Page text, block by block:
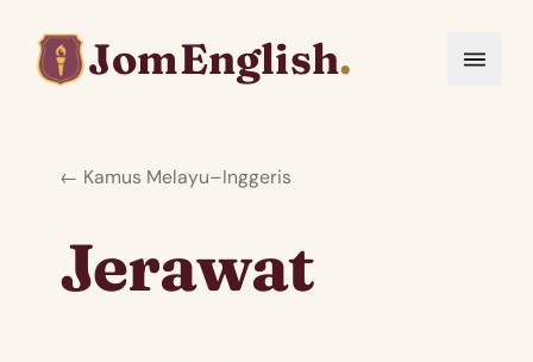
JomEnglish.
← Kamus Melayu–Inggeris
Jerawat